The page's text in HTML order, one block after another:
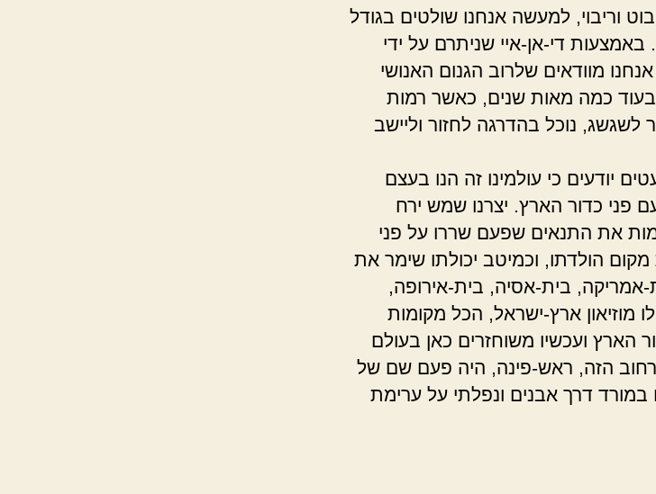
וריבוי, למעשה אנחנו שולטים בגודל
באמצעות די-אן-איי שניתרם על ידי
מוודאים שלרוב הגנום האנושי
כמה מאות שנים, כאשר רמות
לשגשג, נוכל בהדרגה לחזור וליישב
יודעים כי עולמינו זה הנו בעצם
פני כדור הארץ. יצרנו שמש ירח
את התנאים שפעם שררו על פני
הולדתו, וכמיטב יכולתו שימר את
אמריקה, בית-אסיה, בית-אירופה,
מוזיאון ארץ-ישראל, הכל מקומות
הארץ ועכשיו משוחזרים כאן בעולם
הזה, ראש-פינה, היה פעם שם של
דרך אבנים ונפלתי על ערימת